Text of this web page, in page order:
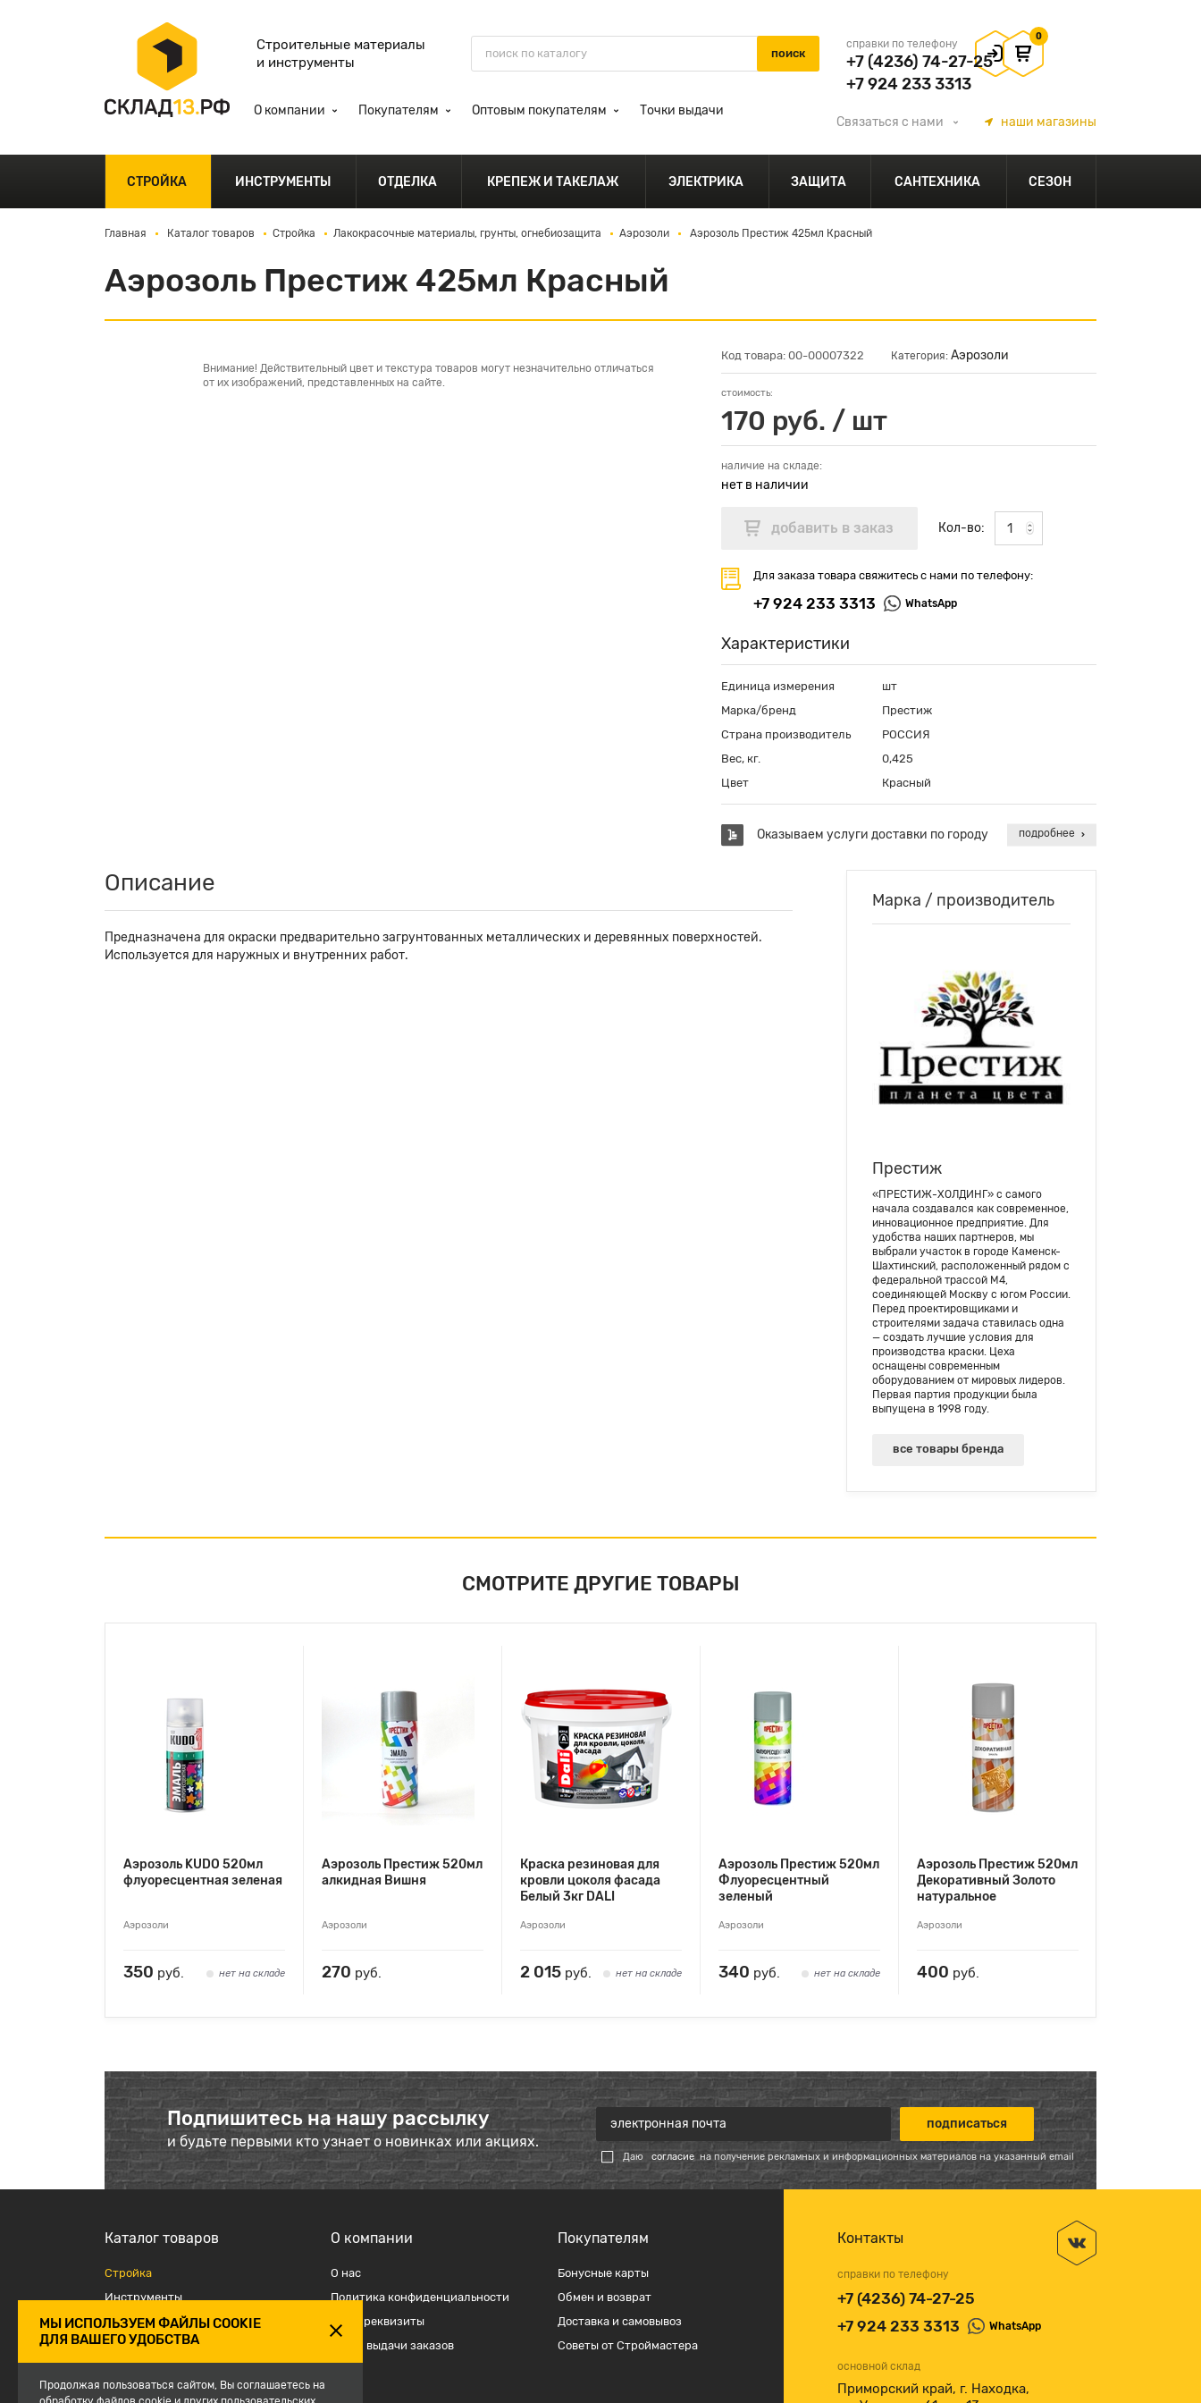
Строительные материалы
и инструменты
справки по телефону
+7 (4236) 74-27-25
+7 924 233 3313
0
О компании Покупателям Оптовым покупателям Точки выдачи
Связаться с нами наши магазины
СТРОЙКА ИНСТРУМЕНТЫ ОТДЕЛКА КРЕПЕЖ И ТАКЕЛАЖ ЭЛЕКТРИКА ЗАЩИТА САНТЕХНИКА СЕЗОН
Главная Каталог товаров Стройка Лакокрасочные материалы, грунты, огнебиозащита Аэрозоли Аэрозоль Престиж 425мл Красный
Аэрозоль Престиж 425мл Красный
Внимание! Действительный цвет и текстура товаров могут незначительно отличаться
от их изображений, представленных на сайте.
Код товара: 00-00007322 Категория: Аэрозоли
стоимость:
170 руб. / шт
наличие на складе:
нет в наличии
Кол-во:
Для заказа товара свяжитесь с нами по телефону:
+7 924 233 3313 WhatsApp
Характеристики
Единица измерения
шт
Марка/бренд
Престиж
Страна производитель
РОССИЯ
Вес, кг.
0,425
Цвет
Красный
Оказываем услуги доставки по городу подробнее
Описание
Предназначена для окраски предварительно загрунтованных металлических и деревянных поверхностей.
Используется для наружных и внутренних работ.
Марка / производитель
Престиж
«ПРЕСТИЖ-ХОЛДИНГ» с самого
начала создавался как современное,
инновационное предприятие. Для
удобства наших партнеров, мы
выбрали участок в городе Каменск-
Шахтинский, расположенный рядом с
федеральной трассой М4,
соединяющей Москву с югом России.
Перед проектировщиками и
строителями задача ставилась одна
— создать лучшие условия для
производства краски. Цеха
оснащены современным
оборудованием от мировых лидеров.
Первая партия продукции была
выпущена в 1998 году.
все товары бренда
СМОТРИТЕ ДРУГИЕ ТОВАРЫ
Аэрозоль KUDO 520мл
флуоресцентная зеленая
Аэрозоли
350 руб. нет на складе
Аэрозоль Престиж 520мл
алкидная Вишня
Аэрозоли
270 руб.
Краска резиновая для
кровли цоколя фасада
Белый 3кг DALI
Аэрозоли
2 015 руб. нет на складе
Аэрозоль Престиж 520мл
Флуоресцентный
зеленый
Аэрозоли
340 руб. нет на складе
Аэрозоль Престиж 520мл
Декоративный Золото
натуральное
Аэрозоли
400 руб.
Подпишитесь на нашу рассылку
и будьте первыми кто узнает о новинках или акциях.
Даю согласие на получение рекламных и информационных материалов на указанный email
Контакты
справки по телефону
+7 (4236) 74-27-25
+7 924 233 3313
WhatsApp
основной склад
Приморский край, г. Находка,
Каталог товаров
Стройка
Инструменты
Отделка
Крепеж и такелаж
Средства защиты, спецодежда
О компании
О наc
Политика конфиденциальности
Наши реквизиты
Точки выдачи заказов
Покупателям
Бонусные карты
Обмен и возврат
Доставка и самовывоз
Советы от Строймастера
МЫ ИСПОЛЬЗУЕМ ФАЙЛЫ COOKIE
ДЛЯ ВАШЕГО УДОБСТВА
Продолжая пользоваться сайтом, Вы соглашаетесь на